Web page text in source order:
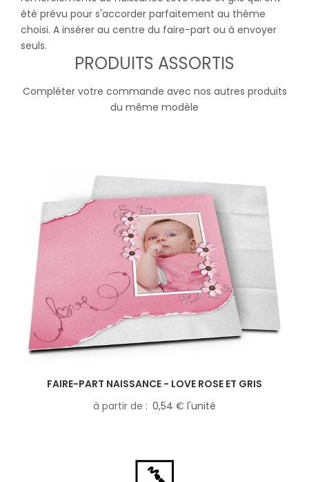
été prévu pour s'accorder parfaitement au thème
choisi. A insérer au centre du faire-part ou à envoyer
seuls.
PRODUITS ASSORTIS
Compléter votre commande avec nos autres produits
du même modèle
FAIRE-PART NAISSANCE - LOVE ROSE ET GRIS
à partir de
0,54 € l'unité